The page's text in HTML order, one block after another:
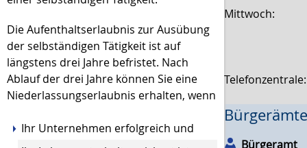
Die Aufenthaltserlaubnis zur Ausübung
der selbständigen Tätigkeit ist auf
längstens drei Jahre befristet. Nach
Ablauf der drei Jahre können Sie eine
Niederlassungserlaubnis erhalten, wenn
Ihr Unternehmen erfolgreich und
Mittwoch:
Bürgeramt